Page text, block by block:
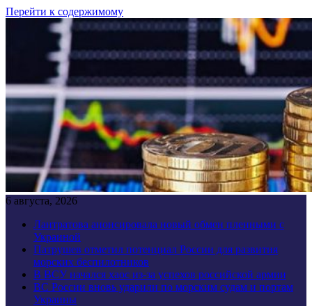
Перейти к содержимому
6 августа, 2026
Лантратова анонсировала новый обмен пленными с
Украиной
Патрушев отметил потенциал России для развития
морских беспилотников
В ВСУ начался хаос из-за успехов российской армии
ВС России вновь ударили по морским судам и портам
Украины